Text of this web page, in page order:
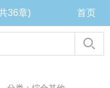
36章) 首页